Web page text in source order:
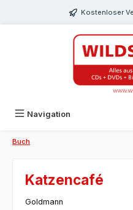
Kostenloser
Navigation
Buch
Katzencafé
Goldmann